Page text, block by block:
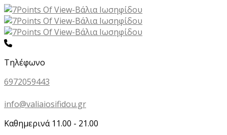
Τηλέφωνο
6972059443
info@valiaiosifidou.gr
Καθημερινά 11.00 - 21.00